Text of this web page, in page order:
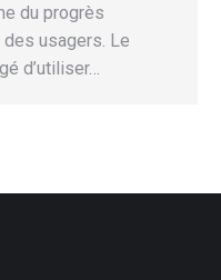
du progrès
usagers. Le
d’utiliser…